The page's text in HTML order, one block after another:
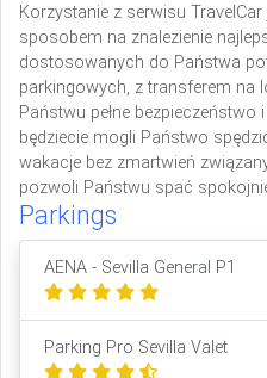
Korzystanie z serwisu
sposobem na znalezienie
dostosowanych do Państwa
parkingowych, z transferem na
Państwu pełne bezpieczeństwo
będziecie mogli Państwo
wakacje bez zmartwień
pozwoli Państwu spać
Parkings
AENA - Sevilla General P1
Parking Pro Sevilla Valet